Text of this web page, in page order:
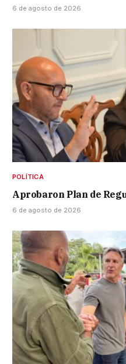
6 de agosto de 2026
POLÍTICA
Aprobaron Plan de
6 de agosto de 2026